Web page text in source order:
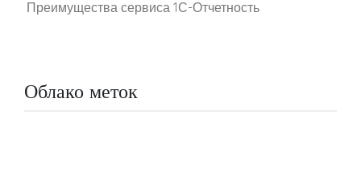
Преимущества сервиса 1С-Отчетность
Облако меток